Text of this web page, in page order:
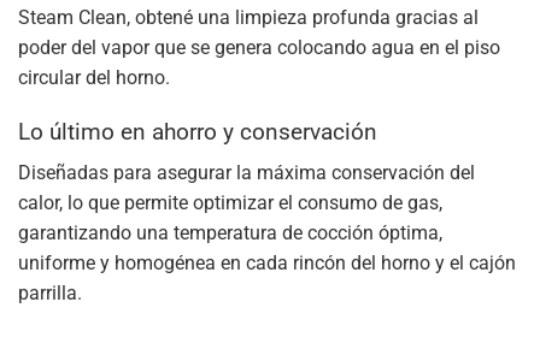
Steam Clean, obtené una limpieza profunda gracias al
poder del vapor que se genera colocando agua en el piso
circular del horno.
Lo último en ahorro y conservación
Diseñadas para asegurar la máxima conservación del
calor, lo que permite optimizar el consumo de gas,
garantizando una temperatura de cocción óptima,
uniforme y homogénea en cada rincón del horno y el cajón
parrilla.